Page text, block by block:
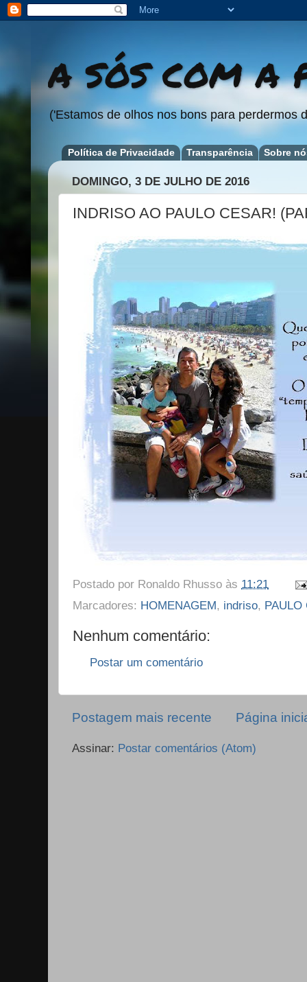
A SÓS COM A
('Estamos de olhos nos bons para perdermos
Política de Privacidade Transparência Sobre
DOMINGO, 3 DE JULHO DE 2016
INDRISO AO PAULO CESAR!
Postado por Ronaldo Rhusso às 11:21
Marcadores: HOMENAGEM, indriso, PAULO
Nenhum comentário:
Postar um comentário
Postagem mais recente Página
Assinar: Postar comentários (Atom)